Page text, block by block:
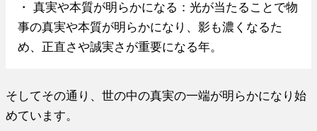
・ 真実や本質が明らかになる：光が当たることで物
事の真実や本質が明らかになり、影も濃くなるた
め、正直さや誠実さが重要になる年。
そしてその通り、世の中の真実の一端が明らかになり始
めています。